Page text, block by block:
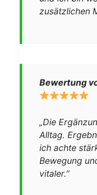
zusätzlichen
Bewertung
„Die
Alltag.
ich achte
Bewegung
vitaler.”